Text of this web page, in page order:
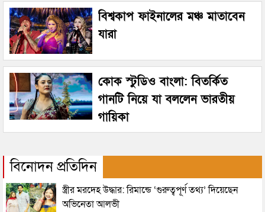
বিশ্বকাপ ফাইনালের মঞ্চ মাতাবেন
যারা
কোক স্টুডিও বাংলা: বিতর্কিত
গানটি নিয়ে যা বললেন ভারতীয়
গায়িকা
বিনোদন প্রতিদিন
স্ত্রীর মরদেহ উদ্ধার: রিমান্ডে ‘গুরুত্বপূর্ণ তথ্য’ দিয়েছেন
অভিনেতা আলভী